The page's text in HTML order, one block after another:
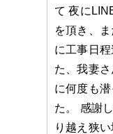
て 夜に
を頂き、
に工事日
た、我妻
に何度も
た。 感謝
り越え狭